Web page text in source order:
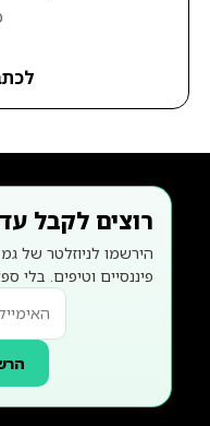
רוצים לקבל
הירשמו לניוזלטר של
פיננסיים וטיפים. בלי